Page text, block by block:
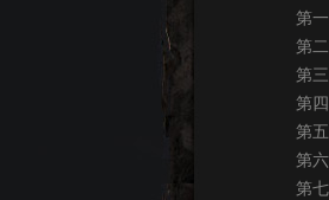
第一
第二
第三
第四
第五
第六
第七